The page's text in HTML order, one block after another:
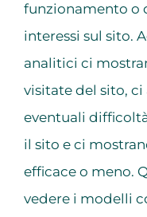
funzionamento o
interessi sul sito.
analitici ci
visitate del sito,
eventuali
il sito e ci
efficace o meno.
vedere i modelli